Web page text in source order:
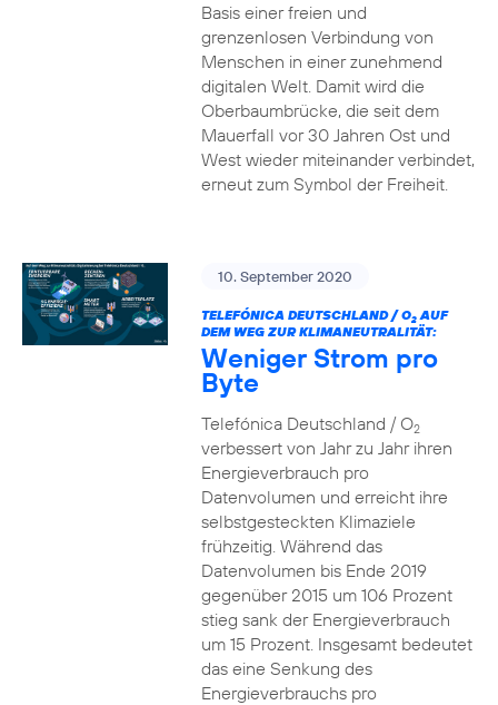
Basis einer freien und
grenzenlosen Verbindung von
Menschen in einer zunehmend
digitalen Welt. Damit wird die
Oberbaumbrücke, die seit dem
Mauerfall vor 30 Jahren Ost und
West wieder miteinander verbindet,
erneut zum Symbol der Freiheit.
10. September 2020
TELEFÓNICA DEUTSCHLAND / O2AUF
DEM WEG ZUR KLIMANEUTRALITÄT:
Weniger Strom pro
Byte
Telefónica Deutschland / O2
verbessert von Jahr zu Jahr ihren
Energieverbrauch pro
Datenvolumen und erreicht ihre
selbstgesteckten Klimaziele
frühzeitig. Während das
Datenvolumen bis Ende 2019
gegenüber 2015 um 106 Prozent
stieg sank der Energieverbrauch
um 15 Prozent. Insgesamt bedeutet
das eine Senkung des
Energieverbrauchs pro